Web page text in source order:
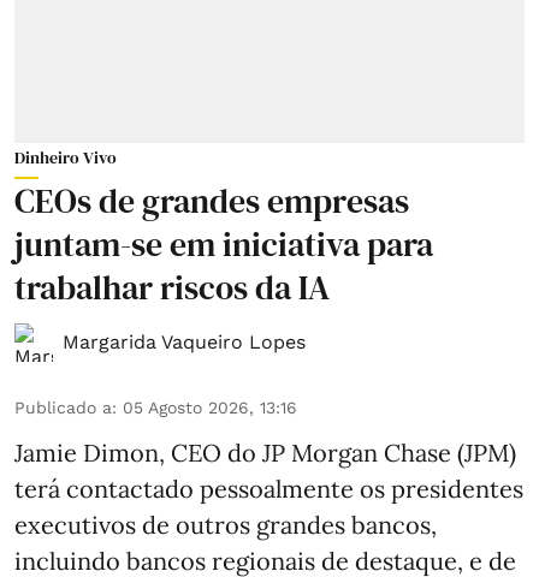
Dinheiro Vivo
CEOs de grandes empresas
juntam-se em iniciativa para
trabalhar riscos da IA
Margarida Vaqueiro Lopes
Publicado a: 05 Agosto 2026, 13:16
Jamie Dimon, CEO do JP Morgan Chase (JPM)
terá contactado pessoalmente os presidentes
executivos de outros grandes bancos,
incluindo bancos regionais de destaque, e de